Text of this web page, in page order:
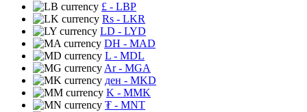
£ - LBP
Rs - LKR
LD - LYD
DH - MAD
L - MDL
Ar- MGA
ден - MKD
K - MMK
₮ - MNT